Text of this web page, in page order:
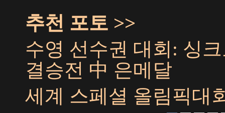
추천 포토 >>
수영 선수권 대회: 싱
결승전 中 은메달
세계 스페셜 올림픽대